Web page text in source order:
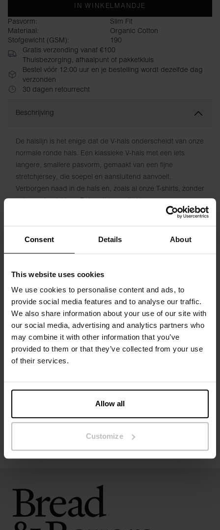
Consent Details About
This website uses cookies
We use cookies to personalise content and ads, to
provide social media features and to analyse our traffic.
We also share information about your use of our site with
our social media, advertising and analytics partners who
may combine it with other information that you’ve
provided to them or that they’ve collected from your use
of their services.
Allow all
Customize
IN WINKELMANDJE
Pasvorm:
Slim Fit
Materiaal:
Organic Cotton
Stofgewicht (GSM):
190
Gratis verzending vanaf €100
Thuisbezorging, afhaalpunt of pakketkluis
Bestel vóór 12:00 uur en je bestelling wordt dezelfde dag
verzonden
30 dagen retourrecht
Beschrijving
De halslijn is het enige dat de V-hals onderscheidt van onze
normale ronde hals. Een klassieke V-hals met een iets
langere, smallere pasvorm, gemaakt van een fijne
stretchjersey, die soepel en aansluitend aanvoelt.
Verborgen naad in de hals en, zoals al onze T-shirts, zonder
schurende plekken. Behoudt lang zijn kleur en vorm.
Materiaal: 94% biologisch katoen, 6% elastaan ​​– 190 g/m²
Specificatie
Maatgids
Wasvoorschriften
Rekommenderade produkter
€ 14.95 € 34.94